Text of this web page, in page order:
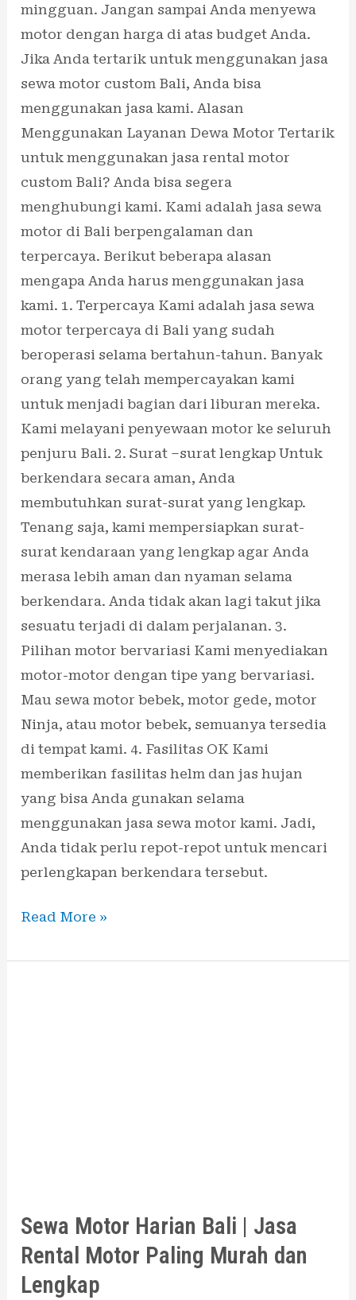
mingguan. Jangan sampai Anda menyewa
motor dengan harga di atas budget Anda.
Jika Anda tertarik untuk menggunakan jasa
sewa motor custom Bali, Anda bisa
menggunakan jasa kami. Alasan
Menggunakan Layanan Dewa Motor Tertarik
untuk menggunakan jasa rental motor
custom Bali? Anda bisa segera
menghubungi kami. Kami adalah jasa sewa
motor di Bali berpengalaman dan
terpercaya. Berikut beberapa alasan
mengapa Anda harus menggunakan jasa
kami. 1. Terpercaya Kami adalah jasa sewa
motor terpercaya di Bali yang sudah
beroperasi selama bertahun-tahun. Banyak
orang yang telah mempercayakan kami
untuk menjadi bagian dari liburan mereka.
Kami melayani penyewaan motor ke seluruh
penjuru Bali. 2. Surat –surat lengkap Untuk
berkendara secara aman, Anda
membutuhkan surat-surat yang lengkap.
Tenang saja, kami mempersiapkan surat-
surat kendaraan yang lengkap agar Anda
merasa lebih aman dan nyaman selama
berkendara. Anda tidak akan lagi takut jika
sesuatu terjadi di dalam perjalanan. 3.
Pilihan motor bervariasi Kami menyediakan
motor-motor dengan tipe yang bervariasi.
Mau sewa motor bebek, motor gede, motor
Ninja, atau motor bebek, semuanya tersedia
di tempat kami. 4. Fasilitas OK Kami
memberikan fasilitas helm dan jas hujan
yang bisa Anda gunakan selama
menggunakan jasa sewa motor kami. Jadi,
Anda tidak perlu repot-repot untuk mencari
perlengkapan berkendara tersebut.
Read More »
Sewa Motor Harian Bali | Jasa
Rental Motor Paling Murah dan
Lengkap
Murah
dan
Lengkap